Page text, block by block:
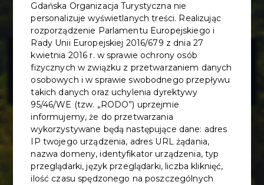
Goyki 3 Art
Inkubator
Gdańska Organizacja Turystyczna nie
personalizuje wyświetlanych treści. Realizując
rozporządzenie Parlamentu Europejskiego i
Rady Unii Europejskiej 2016/679 z dnia 27
kwietnia 2016 r. w sprawie ochrony osób
fizycznych w związku z przetwarzaniem danych
osobowych i w sprawie swobodnego przepływu
takich danych oraz uchylenia dyrektywy
95/46/WE (tzw. „RODO”) uprzejmie
informujemy, że do przetwarzania
wykorzystywane będą następujące dane: adres
IP twojego urządzenia, adres URL żądania,
nazwa domeny, identyfikator urządzenia, typ
przeglądarki, język przeglądarki, liczba kliknięć,
ilość czasu spędzonego na poszczególnych